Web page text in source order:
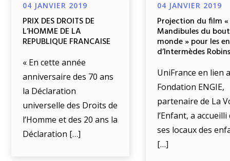
04 JANVIER 2019
PRIX DES DROITS DE
L’HOMME DE LA
REPUBLIQUE FRANCAISE
« En cette année
anniversaire des 70 ans
la Déclaration
universelle des Droits de
l’Homme et des 20 ans la
Déclaration […]
04 JANVIER 2019
Projection du film «
Mandibules du
monde » pour les
d’Intermèdes
UniFrance en lien
Fondation ENGIE,
partenaire de La
l’Enfant, a accueilli
ses locaux des
[…]